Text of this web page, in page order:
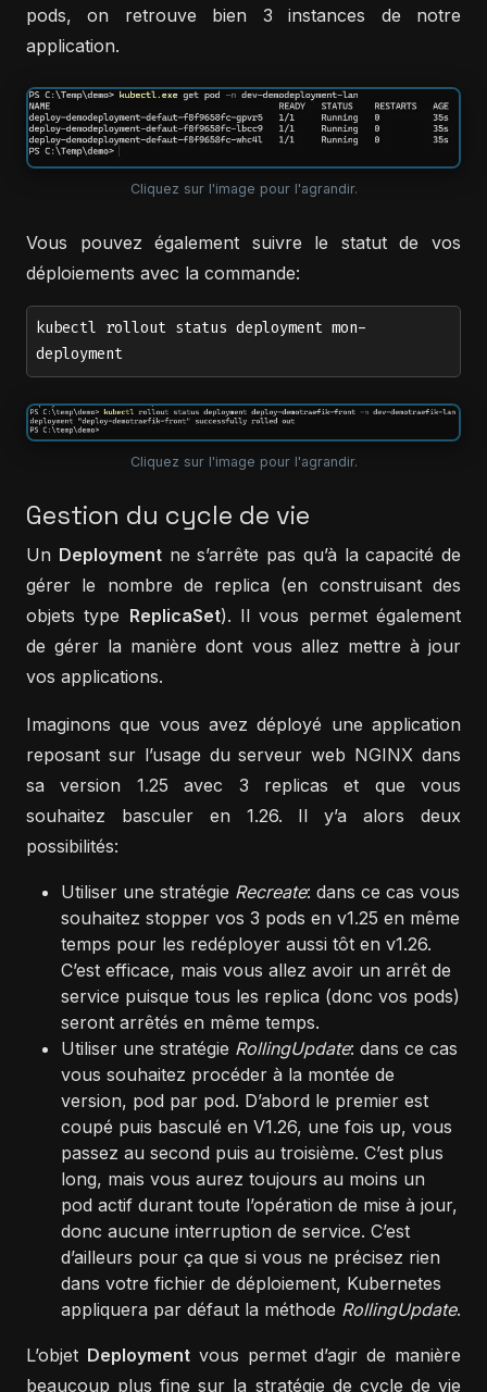
pods, on retrouve bien 3 instances de notre
application.
Cliquez sur l'image pour l'agrandir.
Vous pouvez également suivre le statut de vos
déploiements avec la commande:
kubectl rollout status deployment mon-
deployment
Cliquez sur l'image pour l'agrandir.
Gestion du cycle de vie
Un Deploymentne s’arrête pas qu’à la capacité de
gérer le nombre de replica (en construisant des
objets type ReplicaSet). Il vous permet également
de gérer la manière dont vous allez mettre à jour
vos applications.
Imaginons que vous avez déployé une application
reposant sur l’usage du serveur web NGINX dans
sa version 1.25 avec 3 replicas et que vous
souhaitez basculer en 1.26. Il y’a alors deux
possibilités:
Utiliser une stratégie Recreate: dans ce cas vous
souhaitez stopper vos 3 pods en v1.25 en même
temps pour les redéployer aussi tôt en v1.26.
C’est efficace, mais vous allez avoir un arrêt de
service puisque tous les replica (donc vos pods)
seront arrêtés en même temps.
Utiliser une stratégie RollingUpdate: dans ce cas
vous souhaitez procéder à la montée de
version, pod par pod. D’abord le premier est
coupé puis basculé en V1.26, une fois up, vous
passez au second puis au troisième. C’est plus
long, mais vous aurez toujours au moins un
pod actif durant toute l’opération de mise à jour,
donc aucune interruption de service. C’est
d’ailleurs pour ça que si vous ne précisez rien
dans votre fichier de déploiement, Kubernetes
appliquera par défaut la méthode RollingUpdate.
L’objet Deploymentvous permet d’agir de manière
beaucoup plus fine sur la stratégie de cycle de vie